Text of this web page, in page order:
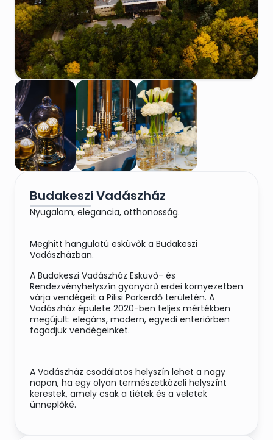
Budakeszi Vadászház
Nyugalom, elegancia, otthonosság.
Meghitt hangulatú esküvők a Budakeszi
Vadászházban.
A Budakeszi Vadászház Esküvő- és
Rendezvényhelyszín gyönyörű erdei környezetben
várja vendégeit a Pilisi Parkerdő területén. A
Vadászház épülete 2020-ben teljes mértékben
megújult: elegáns, modern, egyedi enteriőrben
fogadjuk vendégeinket.
A Vadászház csodálatos helyszín lehet a nagy
napon, ha egy olyan természetközeli helyszínt
kerestek, amely csak a tiétek és a veletek
ünneplőké.